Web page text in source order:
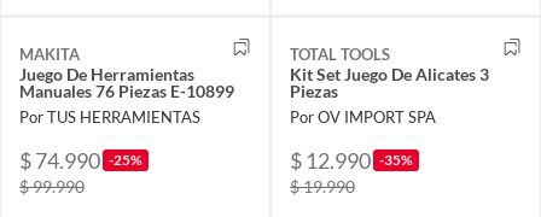
MAKITA
Juego De Herramientas
Manuales 76 Piezas E-10899
Por TUS HERRAMIENTAS
$ 74.990 -25%
$ 99.990
TOTAL TOOLS
Kit Set Juego De Alicates 3
Piezas
Por OV IMPORT SPA
$ 12.990 -35%
$ 19.990